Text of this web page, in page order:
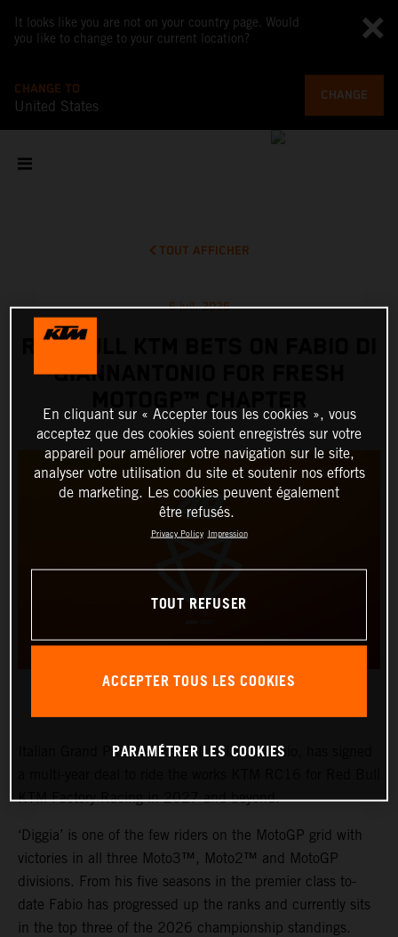
It looks like you are not on your country page. Would
you like to change to your current location?
CHANGE TO
United States
CHANGE
TOUT AFFICHER
6 juil. 2026
RED BULL KTM BETS ON FABIO DI
GIANNANTONIO FOR FRESH
Italian Grand Prix ace, Fabio Di Giannantonio, has signed
KTM Factory Racing in 2027 and beyond.
‘Diggia’ is one of the few riders on the MotoGP grid with
victories in all three Moto3™, Moto2™ and MotoGP
divisions. From his five seasons in the premier class to-
date Fabio has progressed up the ranks and currently sits
in the top three of the 2026 championship standings.
En cliquant sur « Accepter tous les cookies », vous
acceptez que des cookies soient enregistrés sur votre
appareil pour améliorer votre navigation sur le site,
analyser votre utilisation du site et soutenir nos efforts
de marketing. Les cookies peuvent également
être refusés.
Privacy Policy Impression
TOUT REFUSER
ACCEPTER TOUS LES COOKIES
PARAMÉTRER LES COOKIES